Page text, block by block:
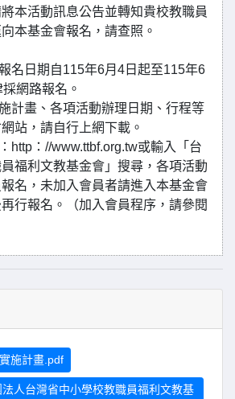
本活動訊息公告並轉知貴校教職員
本基金會報名，請查照。
名日期自115年6月4日起至115年6
網路報名。
計畫、各項活動辦理日期、行程等
站，請自行上網下載。
http：//www.ttbf.org.tw或輸入「台
福利文教基金會」搜尋，各項活動
名，未加入會員者請進入本基金會
行報名。（加入會員程序，請參閱
施計畫.pdf
人台灣省中小學校教職員福利文教基